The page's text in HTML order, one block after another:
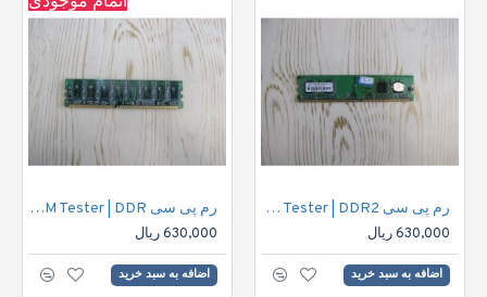
رم پی سی 256MB DDR2 PC4200 4C RAM Tester | DDR2
630,000 ریال
اضافه به سبد خرید
رم پی سی 256MB PC DDR 400mhz CL3 RAM Tester | DDR
630,000 ریال
اضافه به سبد خرید